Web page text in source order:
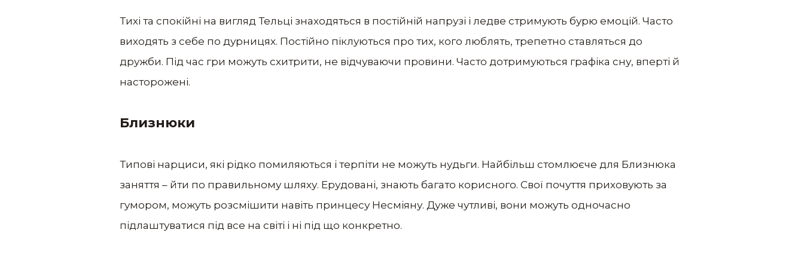
Тихі та спокійні на вигляд Тельці знаходяться в постійній напрузі і ледве стримують бурю емоцій. Часто
виходять з себе по дурницях. Постійно піклуються про тих, кого люблять, трепетно ​​ставляться до
дружби. Під час гри можуть схитрити, не відчуваючи провини. Часто дотримуються графіка сну, вперті й
насторожені.
Близнюки
Типові нарциси, які рідко помиляються і терпіти не можуть нудьги. Найбільш стомлюєче для Близнюка
заняття – йти по правильному шляху. Ерудовані, знають багато корисного. Свої почуття приховують за
гумором, можуть розсмішити навіть принцесу Несміяну. Дуже чутливі, вони можуть одночасно
підлаштуватися під все на світі і ні під що конкретно.